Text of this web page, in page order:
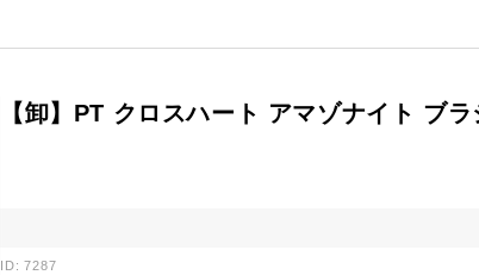
【卸】PT クロスハート アマゾナイト ブ
ID: 7287